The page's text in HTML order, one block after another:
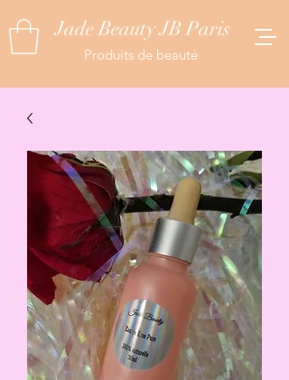
Jade Beauty JB Paris
Produits de beauté